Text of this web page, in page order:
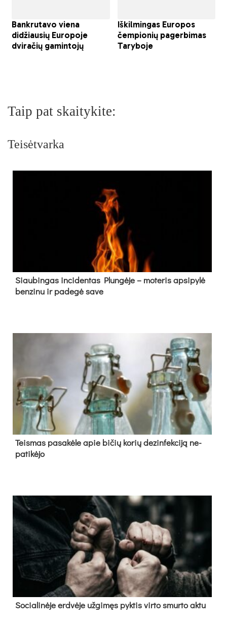
Taip pat skaitykite:
Teisėtvarka
Siau­bin­gas in­ci­den­tas Plun­gė­je – mo­te­ris ap­si­py­lė
ben­zi­nu ir pa­de­gė sa­ve
Teis­mas pa­sa­kė­le apie bi­čių ko­rių de­zin­fek­ci­ją ne­
pa­ti­kė­jo
So­cia­li­nė­je erd­vė­je už­gi­męs pyk­tis vir­to smur­to ak­tu